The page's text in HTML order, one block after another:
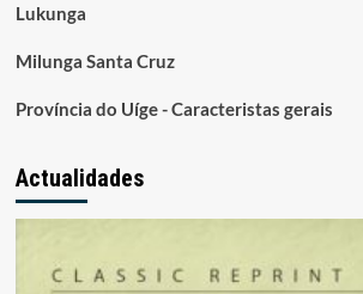
Lukunga
Milunga Santa Cruz
Província do Uíge - Caracteristas gerais
Actualidades